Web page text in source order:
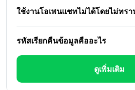
ใช้งานโอเพนแชทไม่ได้โดยไม่ทรา
รหัสเรียกคืนข้อมูลคืออะไร
ดูเพิ่มเติม